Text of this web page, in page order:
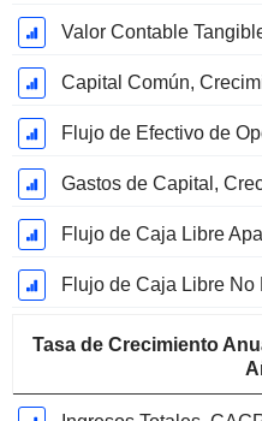
Capital Común,
Gastos de Capital,
Tasa de Crecimiento